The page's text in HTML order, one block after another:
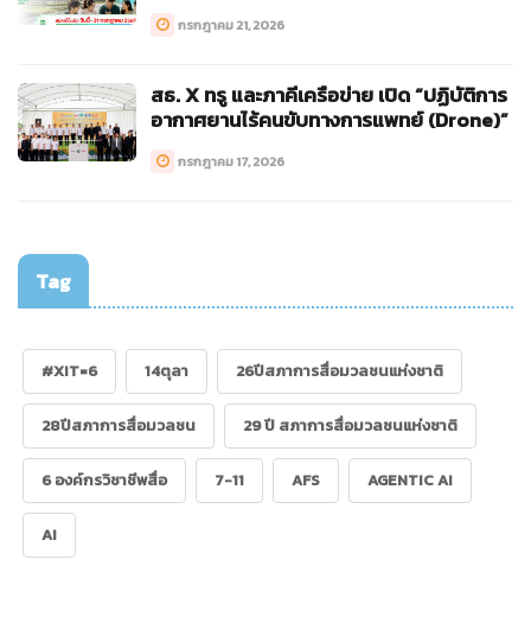
กรกฎาคม 21, 2026
สธ. X ทรู และภาคีเครือข่าย เปิด “ปฏิบัติการ
อากาศยานไร้คนขับทางการแพทย์ (Drone)”
กรกฎาคม 17, 2026
Tag
#XIT=6 14ตุลา 26ปีสภาการสื่อมวลชนแห่งชาติ
28ปีสภาการสื่อมวลชน 29 ปี สภาการสื่อมวลชนแห่งชาติ
6 องค์กรวิชาชีพสื่อ 7-11 AFS AGENTIC AI
AI